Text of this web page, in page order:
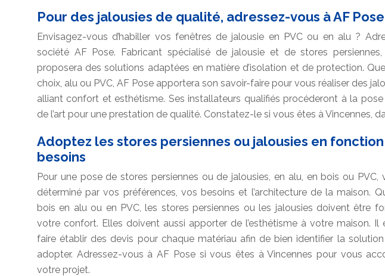
Pour des jalousies de qualité, adressez-vous à AF Pose
Envisagez-vous d’habiller vos fenêtres de jalousie en PVC ou en alu ?
société AF Pose. Fabricant spécialisé de jalousie et de stores
proposera des solutions adaptées en matière d’isolation et de protection.
choix, alu ou PVC, AF Pose apportera son savoir-faire pour vous réaliser des
alliant confort et esthétisme. Ses installateurs qualifiés procéderont à la
de l’art pour une prestation de qualité. Constatez-le si vous êtes à Vincennes,
Adoptez les stores persiennes ou jalousies en
besoins
Pour une pose de stores persiennes ou de jalousies, en alu, en bois ou PVC,
déterminé par vos préférences, vos besoins et l’architecture de la maison.
bois en alu ou en PVC, les stores persiennes ou les jalousies doivent être
votre confort. Elles doivent aussi apporter de l’esthétisme à votre maison. Il
faire établir des devis pour chaque matériau afin de bien identifier la
adopter. Adressez-vous à AF Pose si vous êtes à Vincennes pour vous
votre projet.